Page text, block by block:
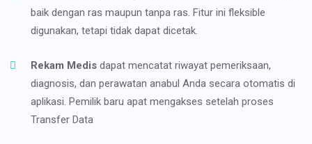
baik dengan ras maupun tanpa ras. Fitur ini fleksible
digunakan, tetapi tidak dapat dicetak.
Rekam Medis dapat mencatat riwayat pemeriksaan,
diagnosis, dan perawatan anabul Anda secara otomatis di
aplikasi. Pemilik baru apat mengakses setelah proses
Transfer Data